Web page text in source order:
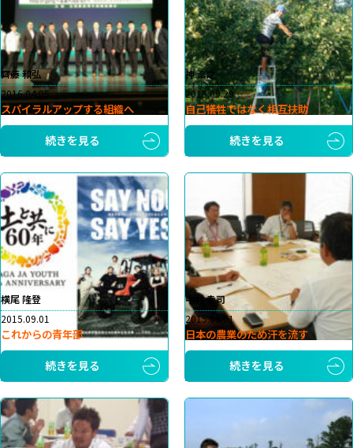
齊藤 和弘
2016.04.05
スパイラルアップする組織へ
続きを見る
神 浩之
2015.09.29
自己犠牲ではなく相互扶助
続きを見る
横尾 隆登
2015.09.01
これからの青年部
続きを見る
中村 幸司
2015.09.01
日本の農業のため汗を流す
続きを見る